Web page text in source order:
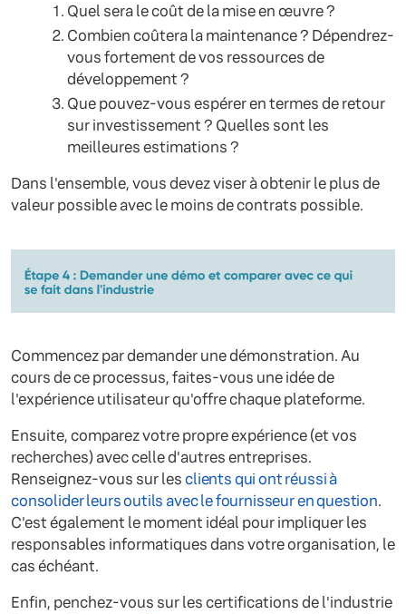
Quel sera le coût de la mise en œuvre ?
Combien coûtera la maintenance ? Dépendrez-
vous fortement de vos ressources de
développement ?
Que pouvez-vous espérer en termes de retour
sur investissement ? Quelles sont les
meilleures estimations ?
Dans l'ensemble, vous devez viser à obtenir le plus de
valeur possible avec le moins de contrats possible.
Commencez par demander une démonstration. Au
cours de ce processus, faites-vous une idée de
l'expérience utilisateur qu'offre chaque plateforme.
Ensuite, comparez votre propre expérience (et vos
recherches) avec celle d'autres entreprises.
Renseignez-vous sur lesclients qui ont réussi à
consolider leurs outils avec le fournisseur en question.
C'est également le moment idéal pour impliquer les
responsables informatiques dans votre organisation, le
cas échéant.
Enfin, penchez-vous sur les certifications de l'industrie